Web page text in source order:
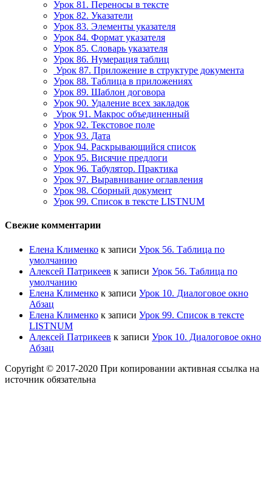
Урок 81. Переносы в тексте
Урок 82. Указатели
Урок 83. Элементы указателя
Урок 84. Формат указателя
Урок 85. Словарь указателя
Урок 86. Нумерация таблиц
Урок 87. Приложение в структуре документа
Урок 88. Таблица в приложениях
Урок 89. Шаблон договора
Урок 90. Удаление всех закладок
Урок 91. Макрос объединенный
Урок 92. Текстовое поле
Урок 93. Дата
Урок 94. Раскрывающийся список
Урок 95. Висячие предлоги
Урок 96. Табулятор. Практика
Урок 97. Выравнивание оглавления
Урок 98. Сборный документ
Урок 99. Список в тексте LISTNUM
Свежие комментарии
Елена Клименко к записи Урок 56. Таблица по
умолчанию
Алексей Патрикеев к записи Урок 56. Таблица по
умолчанию
Елена Клименко к записи Урок 10. Диалоговое окно
Абзац
Елена Клименко к записи Урок 99. Список в тексте
LISTNUM
Алексей Патрикеев к записи Урок 10. Диалоговое окно
Абзац
Copyright © 2017-2020 При копировании активная ссылка на
источник обязательна